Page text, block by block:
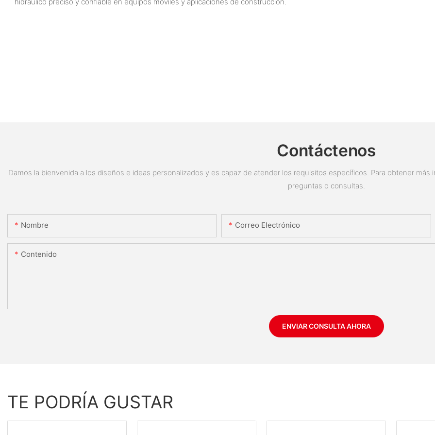
Contáctenos
Damos la bienvenida a los diseños e ideas personalizados y es capaz de atender los requisitos específicos. Para obtener
preguntas o consultas.
Nombre Correo Electrónico
Contenido
ENVIAR CONSULTA AHORA
TE PODRÍA GUSTAR